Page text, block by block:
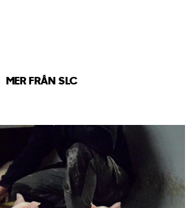
MER FRÅN SLC